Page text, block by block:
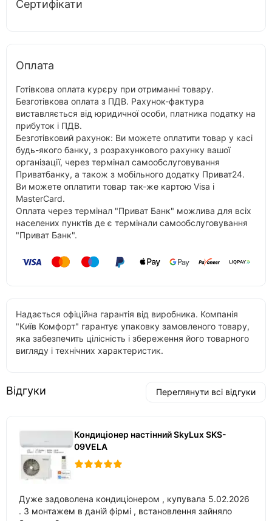
Сертифікати
Оплата
Готівкова оплата курєру при отриманні товару.
Безготівкова оплата з ПДВ. Рахунок-фактура
виставляється від юридичної особи, платника податку на
прибуток і ПДВ.
Безготівковий рахунок: Ви можете оплатити товар у касі
будь-якого банку, з розрахункового рахунку вашої
організації, через термінал самообслуговування
Приватбанку, а також з мобільного додатку Приват24.
Ви можете оплатити товар так-же картою Visa і
MasterCard.
Оплата через термінал "Приват Банк" можлива для всіх
населених пунктів де є термінали самообслуговування
"Приват Банк".
Надається офіційна гарантія від виробника. Компанія
"Київ Комфорт" гарантує упаковку замовленого товару,
яка забезпечить цілісність і збереження його товарного
вигляду і технічних характеристик.
Відгуки Переглянути всі відгуки
Кондиціонер настінний SkyLux SKS-
09VELA
Дуже задоволена кондиціонером , купувала 5.02.2026
. З монтажем в даній фірмі , встановлення зайняло